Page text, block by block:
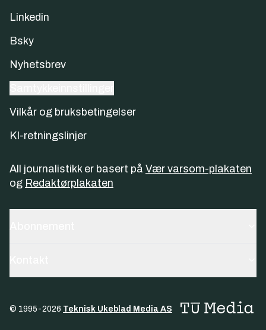
Linkedin
Bsky
Nyhetsbrev
Vilkår og bruksbetingelser
KI-retningslinjer
All journalistikk er basert på Vær varsom-plakaten
og Redaktørplakaten
© 1995-2026 Teknisk Ukeblad Media AS